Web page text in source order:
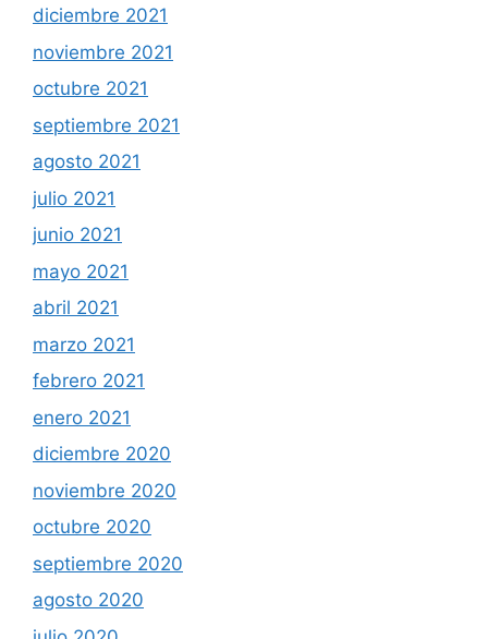
diciembre 2021
noviembre 2021
octubre 2021
septiembre 2021
agosto 2021
julio 2021
junio 2021
mayo 2021
abril 2021
marzo 2021
febrero 2021
enero 2021
diciembre 2020
noviembre 2020
octubre 2020
septiembre 2020
agosto 2020